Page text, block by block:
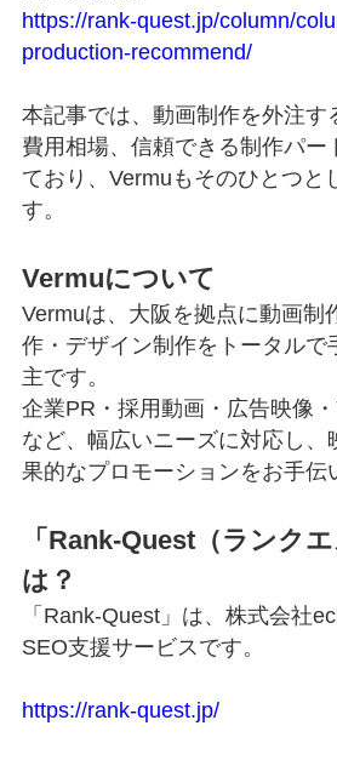
https://rank-quest.jp/column/
production-recommend/
本記事では、動画制作を外注す
費用相場、信頼できる制作パー
ており、Vermuもそのひとつと
す。
Vermuについて
Vermuは、大阪を拠点に動画制
作・デザイン制作をトータルで
主です。
企業PR・採用動画・広告映像
など、幅広いニーズに対応し、
果的なプロモーションをお手伝
「Rank-Quest（ランク
は？
「Rank-Quest」は、株式会社
SEO支援サービスです。
https://rank-quest.jp/